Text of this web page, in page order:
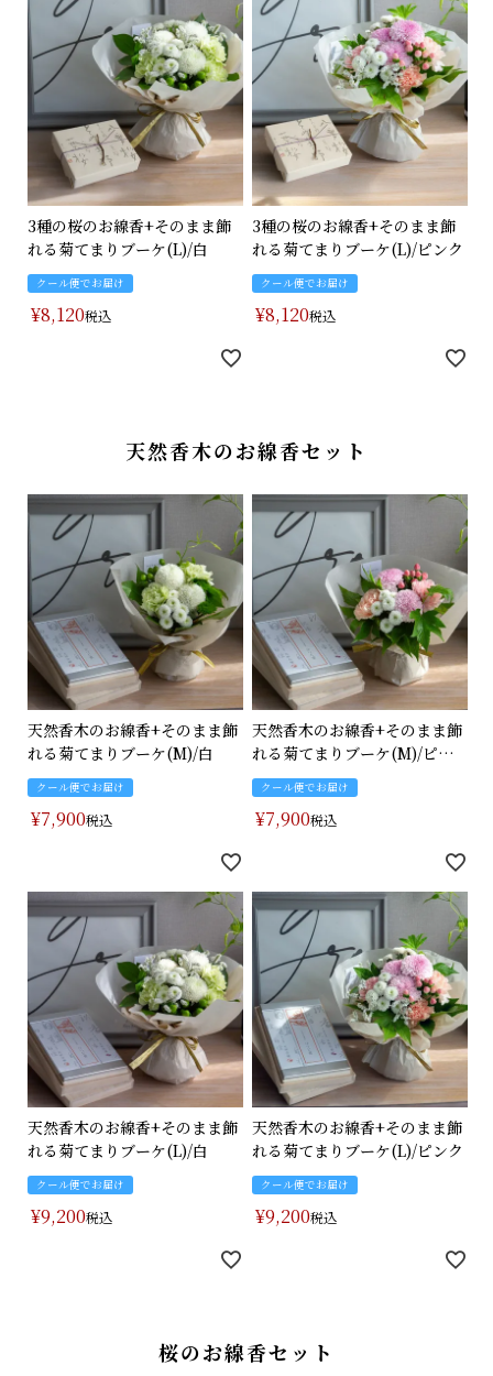
3種の桜のお線香+そのまま飾
れる菊てまりブーケ(L)/白
クール便でお届け
¥8,120税込
3種の桜のお線香+そのまま飾
れる菊てまりブーケ(L)/ピンク
クール便でお届け
¥8,120税込
天然香木のお線香セット
天然香木のお線香+そのまま飾
れる菊てまりブーケ(M)/白
クール便でお届け
¥7,900税込
天然香木のお線香+そのまま飾
れる菊てまりブーケ(M)/ピン
ククール便でお届け
¥7,900税込
天然香木のお線香+そのまま飾
れる菊てまりブーケ(L)/白
クール便でお届け
¥9,200税込
天然香木のお線香+そのまま飾
れる菊てまりブーケ(L)/ピンク
クール便でお届け
¥9,200税込
桜のお線香セット